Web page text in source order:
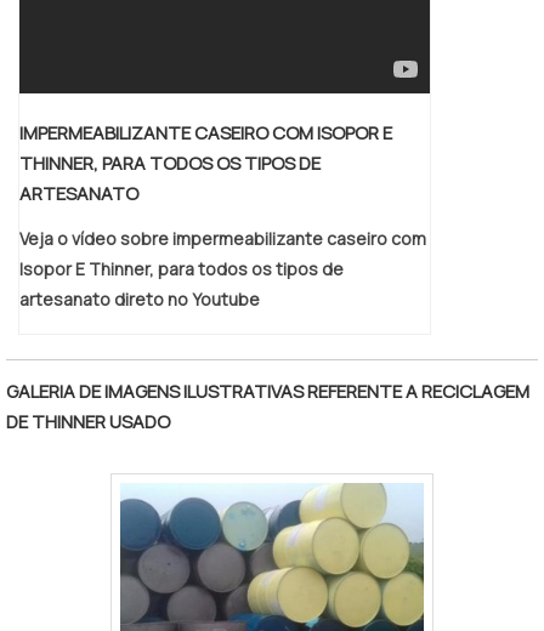
IMPERMEABILIZANTE CASEIRO COM ISOPOR E
THINNER, PARA TODOS OS TIPOS DE
ARTESANATO
Veja o vídeo sobre impermeabilizante caseiro com
Isopor E Thinner, para todos os tipos de
artesanato direto no Youtube
GALERIA DE IMAGENS ILUSTRATIVAS REFERENTE A RECICLAGEM
DE THINNER USADO